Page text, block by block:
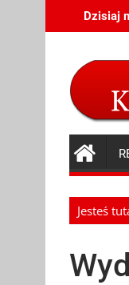
to
Dzisiaj
Jesteś